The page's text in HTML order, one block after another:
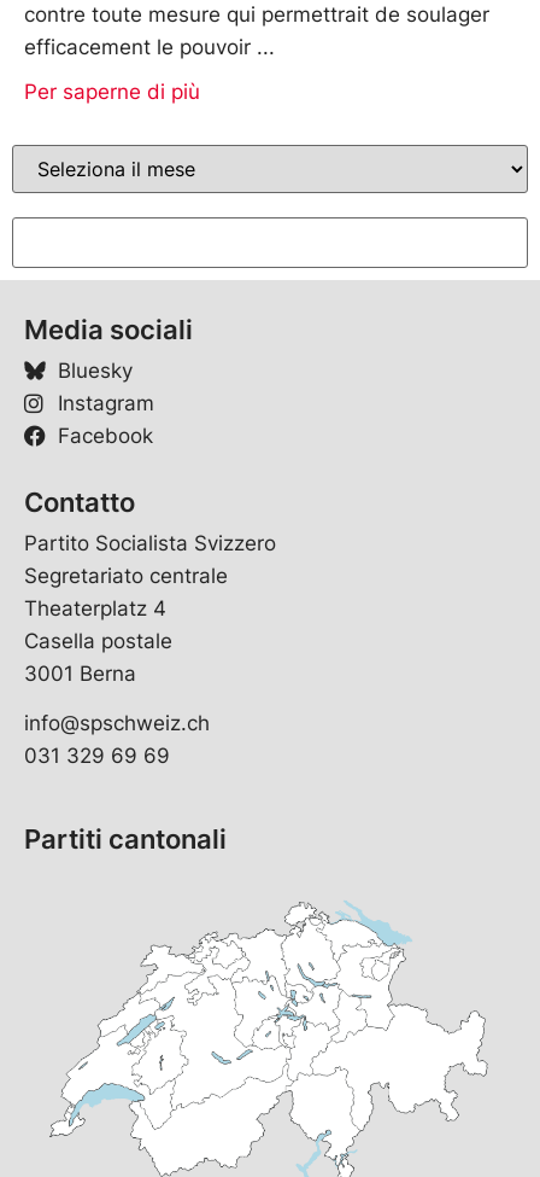
contre toute mesure qui permettrait de soulager
efficacement le pouvoir
Per saperne di più
Media sociali
Bluesky
Instagram
Facebook
Contatto
Partito Socialista Svizzero
Segretariato centrale
Theaterplatz 4
Casella postale
3001 Berna
info@spschweiz.ch
031 329 69 69
Partiti cantonali